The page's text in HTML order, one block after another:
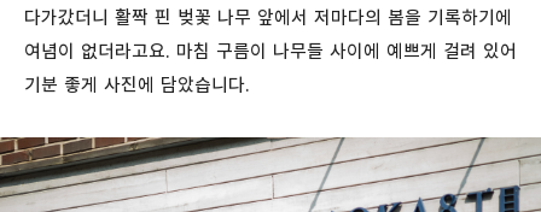
다가갔더니 활짝 핀 벚꽃 나무 앞에서 저마다의 봄을 기록하기에
여념이 없더라고요. 마침 구름이 나무들 사이에 예쁘게 걸려 있어
기분 좋게 사진에 담았습니다.